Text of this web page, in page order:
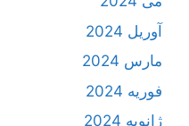
آوریل 2024
مارس 2024
فوریه 2024
ژانویه 2024